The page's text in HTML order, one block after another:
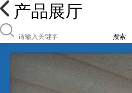
产品展厅
搜索